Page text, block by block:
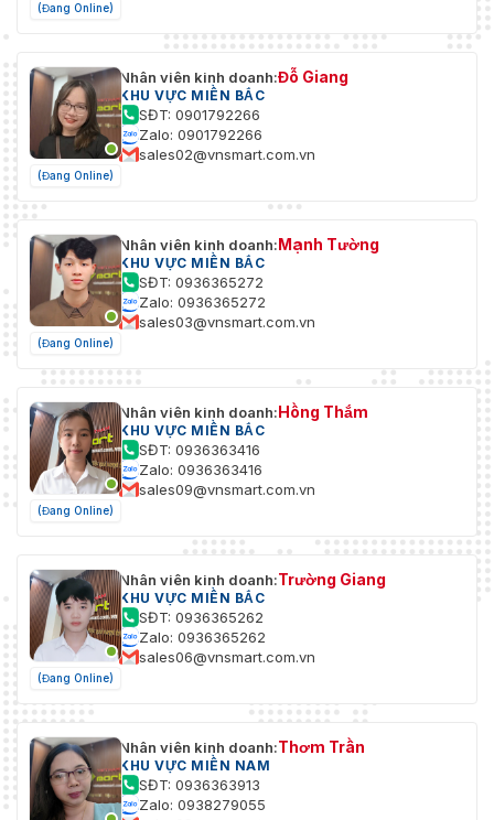
(Đang Online)
(Đang Online)
Nhân viên kinh doanh:Đỗ Giang
KHU VỰC MIỀN BẮC
SĐT: 0901792266
Zalo: 0901792266
sales02@vnsmart.com.vn
(Đang Online)
Nhân viên kinh doanh:Mạnh Tường
KHU VỰC MIỀN BẮC
SĐT: 0936365272
Zalo: 0936365272
sales03@vnsmart.com.vn
(Đang Online)
Nhân viên kinh doanh:Hồng Thắm
KHU VỰC MIỀN BẮC
SĐT: 0936363416
Zalo: 0936363416
sales09@vnsmart.com.vn
(Đang Online)
Nhân viên kinh doanh:Trường Giang
KHU VỰC MIỀN BẮC
SĐT: 0936365262
Zalo: 0936365262
sales06@vnsmart.com.vn
Nhân viên kinh doanh:Thơm Trần
KHU VỰC MIỀN NAM
SĐT: 0936363913
Zalo: 0938279055